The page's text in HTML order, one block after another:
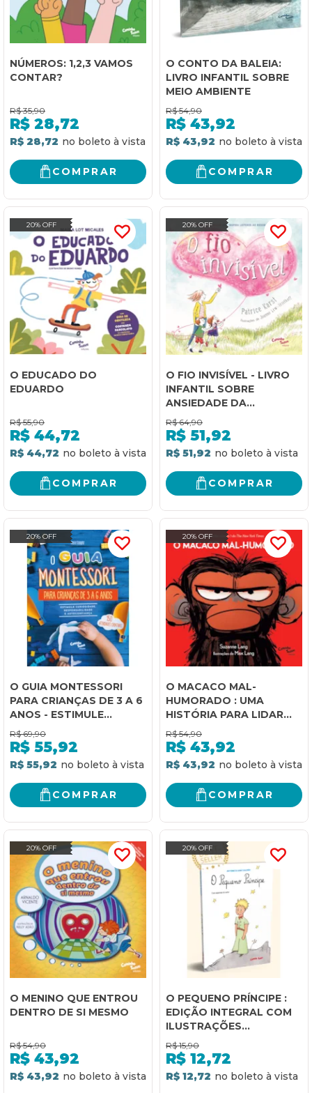
NÚMEROS: 1,2,3 VAMOS
CONTAR?
R$ 35,90
R$ 28,72
R$ 28,72
COMPRAR
O CONTO DA BALEIA:
LIVRO INFANTIL SOBRE
MEIO AMBIENTE
R$ 54,90
R$ 43,92
R$ 43,92
COMPRAR
20% OFF
O EDUCADO DO
EDUARDO
R$ 55,90
R$ 44,72
R$ 44,72
COMPRAR
20% OFF
O FIO INVISÍVEL - LIVRO
INFANTIL SOBRE
ANSIEDADE DA
SEPARAÇÃO, A SOLIDÃO
E A PERDA
R$ 64,90
R$ 51,92
R$ 51,92
COMPRAR
20% OFF
O GUIA MONTESSORI
PARA CRIANÇAS DE 3 A 6
ANOS - ESTIMULE
CURIOSIDADE,
RESPONSABILIDADE E
AUTOCONFIANÇA
R$ 69,90
R$ 55,92
R$ 55,92
COMPRAR
20% OFF
O MACACO MAL-
HUMORADO : UMA
HISTÓRIA PARA LIDAR
COM RAIVA,
FRUSTRAÇÃO, TRISTEZA
E SENTIMENTOS AFINS
R$ 54,90
R$ 43,92
R$ 43,92
COMPRAR
20% OFF
O MENINO QUE ENTROU
DENTRO DE SI MESMO
R$ 54,90
R$ 43,92
R$ 43,92
20% OFF
O PEQUENO PRÍNCIPE :
EDIÇÃO INTEGRAL COM
ILUSTRAÇÕES
COLORIDAS
R$ 15,90
R$ 12,72
R$ 12,72